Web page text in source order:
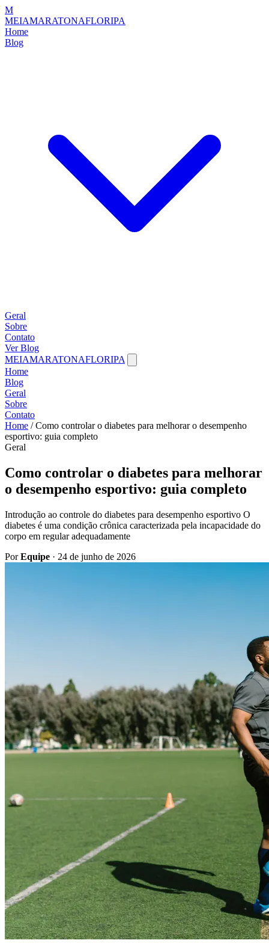
M
MEIAMARATONAFLORIPA
Home
Blog
Geral
Sobre
Contato
Ver Blog
MEIAMARATONAFLORIPA
Home
Blog
Geral
Sobre
Contato
Home / Como controlar o diabetes para melhorar o desempenho
esportivo: guia completo
Geral
Como controlar o diabetes para melhorar
o desempenho esportivo: guia completo
Introdução ao controle do diabetes para desempenho esportivo O
diabetes é uma condição crônica caracterizada pela incapacidade do
corpo em regular adequadamente
PorEquipe · 24 de junho de 2026